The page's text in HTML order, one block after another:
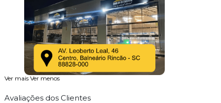
Ver mais Ver menos
Avaliações dos Clientes